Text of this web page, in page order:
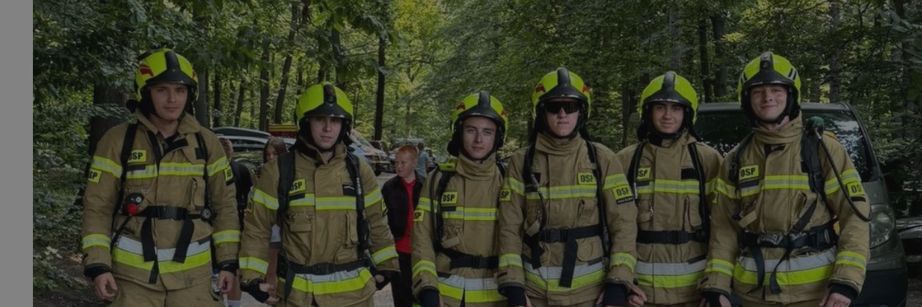
SessID rudaslaska.com.pl 1 rok
Ten plik cookie przechowuje identyfikator sesji.
QeSessID
rudaslaska.com.pl 1 rok
Ten plik cookie przechowuje identyfikator sesji.
MvSessID
rudaslaska.com.pl 1 rok
Ten plik cookie przechowuje identyfikator sesji.
msToken
.tiktok.com 1 tydzień 3 dni
Ten plik cookie jest używany do celów
uwierzytelniania i bezpieczeństwa, zapewniając, że
użytkownicy pozostają zalogowani, a ich dane są
zabezpieczone, jak poruszać się przez witrynę
internetową lub interakcji z jej usług.
__cf_bm
Cloudflare Inc.
.x.com
30 minut
Ten plik cookie służy do rozróżniania ludzi i botów.
Jest to korzystne dla strony internetowej, ponieważ
umożliwia tworzenie ważnych raportów na temat
korzystania z jej witryny internetowej.
__cf_bm
Cloudflare Inc.
.twitter.com
29 minut 59
sekund
Ten plik cookie służy do rozróżniania ludzi i botów.
Jest to korzystne dla strony internetowej, ponieważ
umożliwia tworzenie ważnych raportów na temat
korzystania z jej witryny internetowej.
VISITOR_PRIVACY_METADATA
YouTube
.youtube.com
5 miesięcy 4
tygodnie
Ten plik cookie jest używany do przechowywania
zgody użytkownika i wyboru prywatności dla ich
interakcji z witryną. Rejestruje dane dotyczące
zgody odwiedzającego na różne polityki i
ustawienia prywatności, zapewniając, że ich
preferencje zostaną uhonorowane w przyszłych
sesjach.
CookieScriptConsent
CookieScript
4 tygodnie 2 dni
Ten plik cookie jest używany przez usługę Cookie-
Polityce prywatności Google